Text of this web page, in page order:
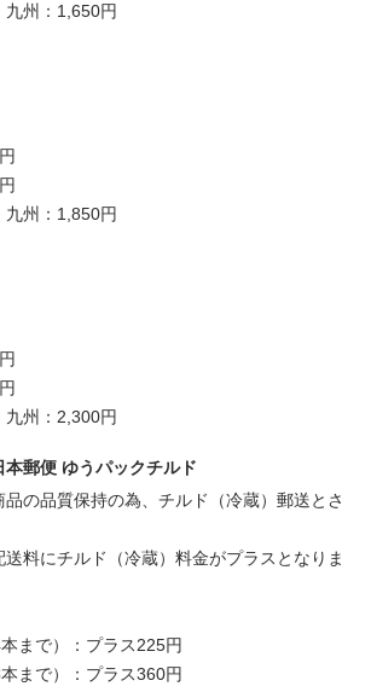
州：1,650円
州：1,850円
州：2,300円
郵便 ゆうパックチルド
の品質保持の為、チルド（冷蔵）郵送とさ
料にチルド（冷蔵）料金がプラスとなりま
まで）：プラス225円
まで）：プラス360円